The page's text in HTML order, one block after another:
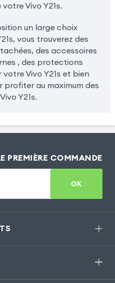
Vivo Y21s.
un large choix
vous trouverez des
des accessoires
, des protections
Vivo Y21s et bien
profiter au maximum des
Y21s.
PREMIÈRE COMMANDE
OK